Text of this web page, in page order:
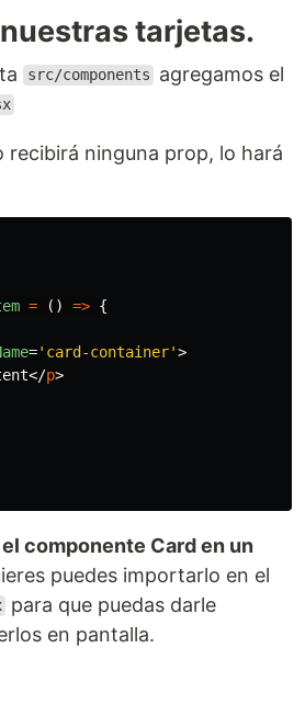
tarjetas.
src/components
agregamos el
recibirá ninguna prop, lo hará
= () => {
='card-container'>
</p>
componente Card en un
puedes importarlo en el
para que puedas darle
en pantalla.